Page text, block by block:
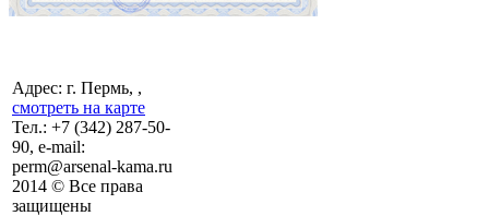
Адрес: г. Пермь, ,
смотреть на карте
Тел.: +7 (342) 287-50-
90, e-mail:
perm@arsenal-kama.ru
2014 © Все права
защищены